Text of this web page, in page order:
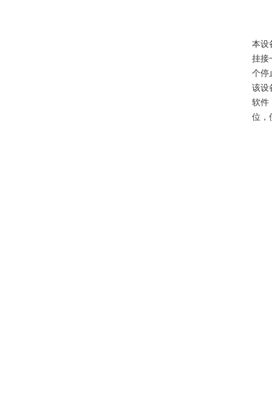
本设
挂接
个停
该设
软件
位，